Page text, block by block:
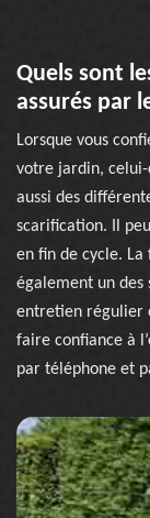
Quels sont
assurés par
Lorsque vous
votre jardin, celui-
aussi des
scarification. Il
en fin de cycle.
également un des
entretien régulier
faire confiance à
par téléphone et